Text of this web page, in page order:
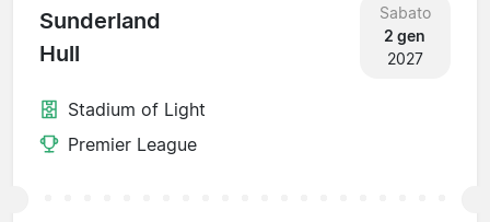
Sunderland
Hull
Sabato
2 gen
2027
Stadium of Light
Premier League